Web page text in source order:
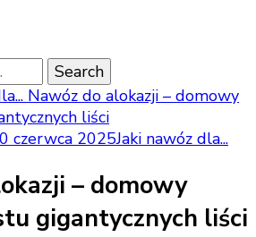
Nawóz do alokazji – domowy
liści
czerwca 2025Jaki nawóz dla...
– domowy
gigantycznych liści